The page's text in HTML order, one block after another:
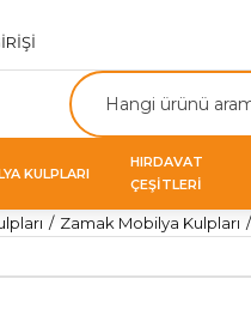
KULPLARI
HIRDAVAT
ÇEŞİTLERİ
Zamak Mobilya Kulpları